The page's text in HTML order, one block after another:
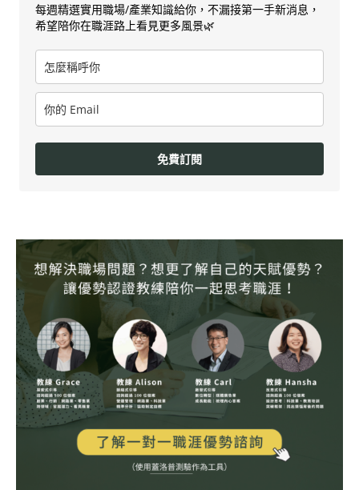
每週精選實用職場/產業知識給你，不漏接第一手新消息，
希望陪你在職涯路上看見更多風景🌿
免費訂閱